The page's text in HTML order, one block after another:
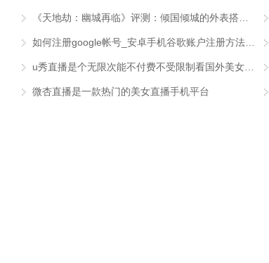
微杏直播是一款热门的美女直播手机平台